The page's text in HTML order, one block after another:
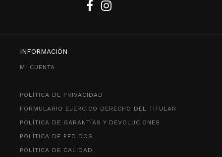
INFORMACIÓN
MI CUENTA
POLÍTICA DE PRIVACIDAD
FORMULARIO EJERCICO DERECHO DEL TITULAR
POLÍTICA DE GARANTÍAS Y DEVOLUCIONES
POLÍTICA DE PEDIDOS
POLÍTICA DE CALIDAD